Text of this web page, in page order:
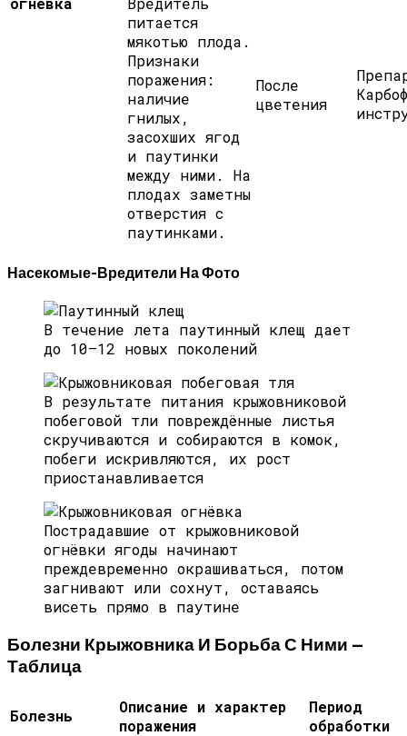
питается
мякотью плода.
Признаки
поражения:
наличие
гнилых,
засохших ягод
и паутинки
между ними. На
плодах заметны
отверстия с
паутинками.
После
цветения
Насекомые-Вредители На Фото
В течение лета паутинный клещ дает
до 10–12 новых поколений
В результате питания крыжовниковой
побеговой тли повреждённые листья
скручиваются и собираются в комок,
побеги искривляются, их рост
приостанавливается
Пострадавшие от крыжовниковой
огнёвки ягоды начинают
преждевременно окрашиваться, потом
загнивают или сохнут, оставаясь
висеть прямо в паутине
Болезни Крыжовника И Борьба С Ними —
Таблица
Болезнь
Описание и характер
поражения
Период
обработки